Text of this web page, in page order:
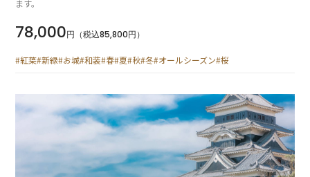
ます。
78,000円（税込85,800円）
#紅葉#新緑#お城#和装#春#夏#秋#冬#オールシーズン#桜